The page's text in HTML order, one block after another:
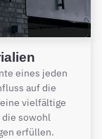
eines jeden
auf die
vielfältige
die sowohl
erfüllen.